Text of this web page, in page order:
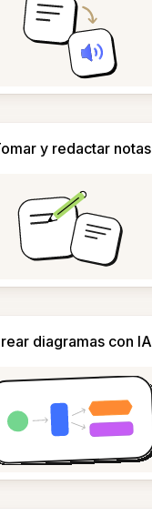
y redactar notas
diagramas con IA